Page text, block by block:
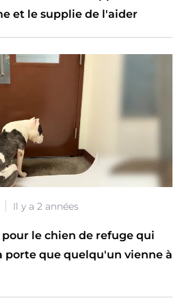
et le supplie de l'aider
Il y a 2 années
pour le chien de refuge qui
porte que quelqu'un vienne à